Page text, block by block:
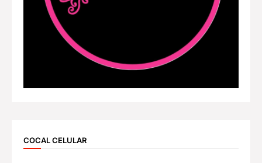
COCAL CELULAR